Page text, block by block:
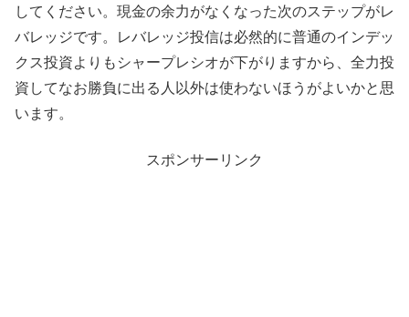
してください。現金の余力がなくなった次のステップがレ
バレッジです。レバレッジ投信は必然的に普通のインデッ
クス投資よりもシャープレシオが下がりますから、全力投
資してなお勝負に出る人以外は使わないほうがよいかと思
います。
スポンサーリンク